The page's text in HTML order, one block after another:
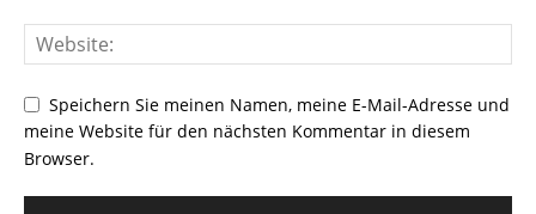
Speichern Sie meinen Namen, meine E-Mail-Adresse und
meine Website für den nächsten Kommentar in diesem
Browser.